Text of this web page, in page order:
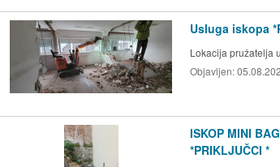
Usluga iskopa
Lokacija pružatelja
Objavljen:
ISKOP MINI
*PRIKLJUČCI *